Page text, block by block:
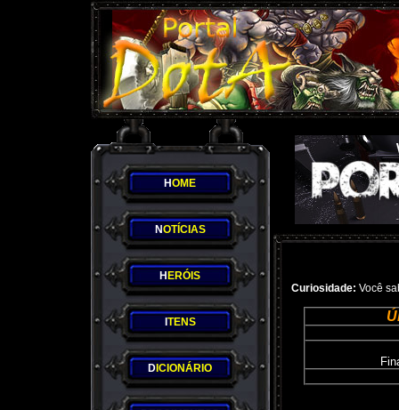
HOME
NOTÍCIAS
H ERÓIS
TENS
D ICIONÁRIO
Curiosidade: Você